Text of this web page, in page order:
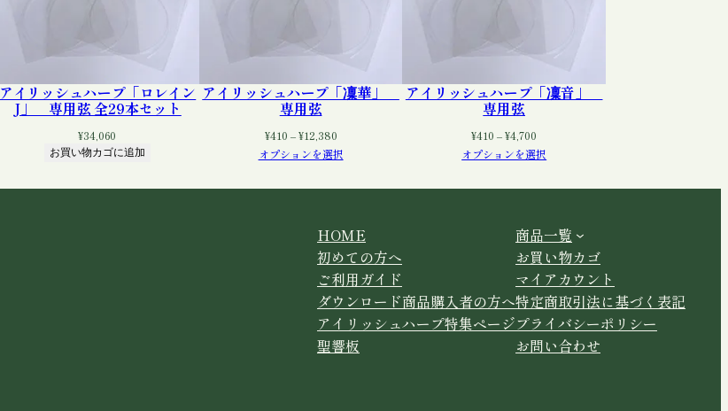
)
」
専
アイリッシュハープ「ロレイン
J」 専用弦 全29本セット
¥34,060
お買い物カゴに追加
アイリッシュハープ「凜華」
専用弦
¥410 –¥12,380価
格
オプションを選択
アイリッシュハープ「凜音」
専用弦
¥410 –¥4,700
格
オプションを選択
HOME
初めての方へ
ご利用ガイド
ダウンロード商品購入者の方へ
アイリッシュハープ特集ページ
聖響板
商品一覧
お買い物カゴ
マイアカウント
特定商取引法に基づく表記
プライバシーポリシー
お問い合わせ